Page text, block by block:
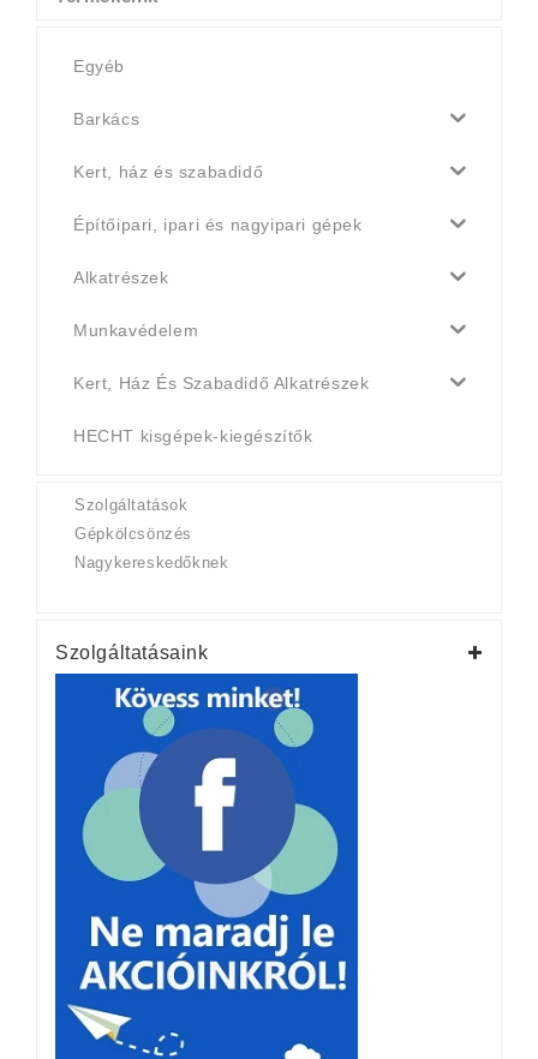
Egyéb
Barkács
Kert, ház és szabadidő
Építőipari, ipari és nagyipari gépek
Alkatrészek
Munkavédelem
Kert, Ház És Szabadidő Alkatrészek
HECHT kisgépek-kiegészítők
Szolgáltatások
Gépkölcsönzés
Nagykereskedőknek
Szolgáltatásaink